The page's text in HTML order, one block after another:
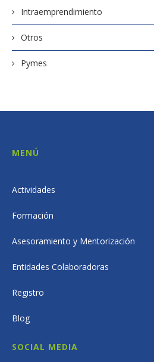
Intraemprendimiento
Otros
Pymes
MENÚ
Actividades
Formación
Asesoramiento y Mentorización
Entidades Colaboradoras
Registro
Blog
SOCIAL MEDIA